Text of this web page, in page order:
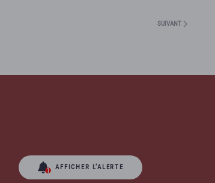
SUIVANT
AFFICHER L’ALERTE